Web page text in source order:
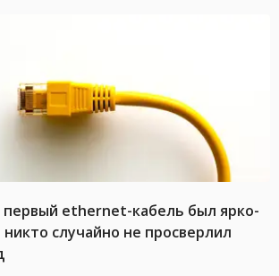
первый ethernet-кабель был ярко-
случайно не просверлил